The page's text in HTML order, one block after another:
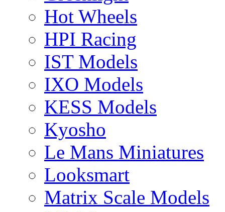
Hot Wheels
HPI Racing
IST Models
IXO Models
KESS Models
Kyosho
Le Mans Miniatures
Looksmart
Matrix Scale Models